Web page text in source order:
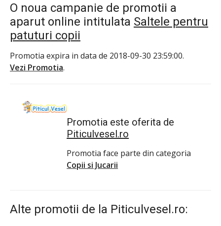
O noua campanie de promotii a
aparut online intitulata Saltele pentru
patuturi copii
Promotia expira in data de 2018-09-30 23:59:00.
Vezi Promotia.
Promotia este oferita de
Piticulvesel.ro
Promotia face parte din categoria
Copii si Jucarii
Alte promotii de la Piticulvesel.ro: